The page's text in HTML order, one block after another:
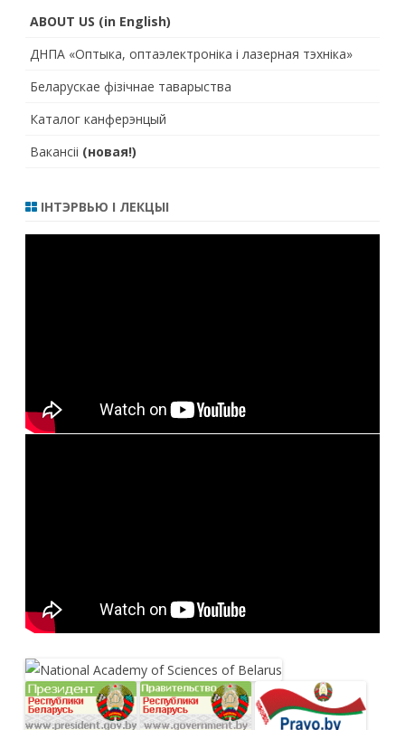
ABOUT US (in English)
ДНПА «Оптыка, оптаэлектроніка і лазерная тэхніка»
Беларускае фізічнае таварыства
Каталог канферэнцый
Вакансіі (новая!)
ІНТЭРВЬЮ І ЛЕКЦЫІ